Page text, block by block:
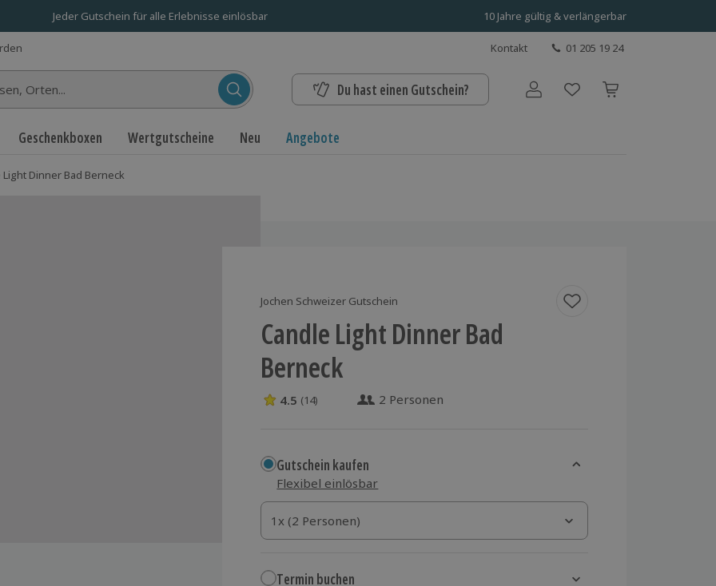
Jeder Gutschein für alle Erlebnisse einlösbar 10 Jahre gültig & verlängerbar
Kontakt 01 205 19 24
Du hast einen Gutschein? Benutzerkonto
Geschenkboxen Wertgutscheine Neu Angebote
Light Dinner Bad Berneck
Jochen Schweizer Gutschein
Candle Light Dinner Bad
Berneck
4.5 Sterne von 5 aus 14 Bewertungen
4.5 (14) 2 Personen
Gutschein kaufen
Flexibel einlösbar
1x (2 Personen)
1x (2 Personen)
1x (2 Personen)
Termin buchen